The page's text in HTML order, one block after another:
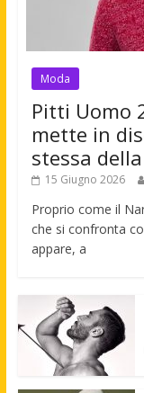
Moda
Pitti Uomo
mette in
stessa
15 Giugno 2026
Proprio come il
che si confronta
appare, a